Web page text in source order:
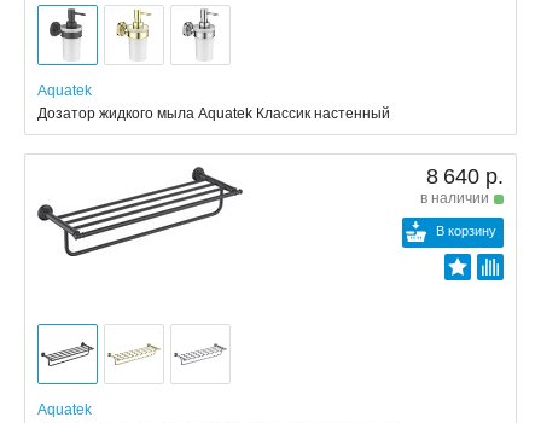
Aquatek
Дозатор жидкого мыла Aquatek Классик настенный
8 640 р.
в наличии
В корзину
Aquatek